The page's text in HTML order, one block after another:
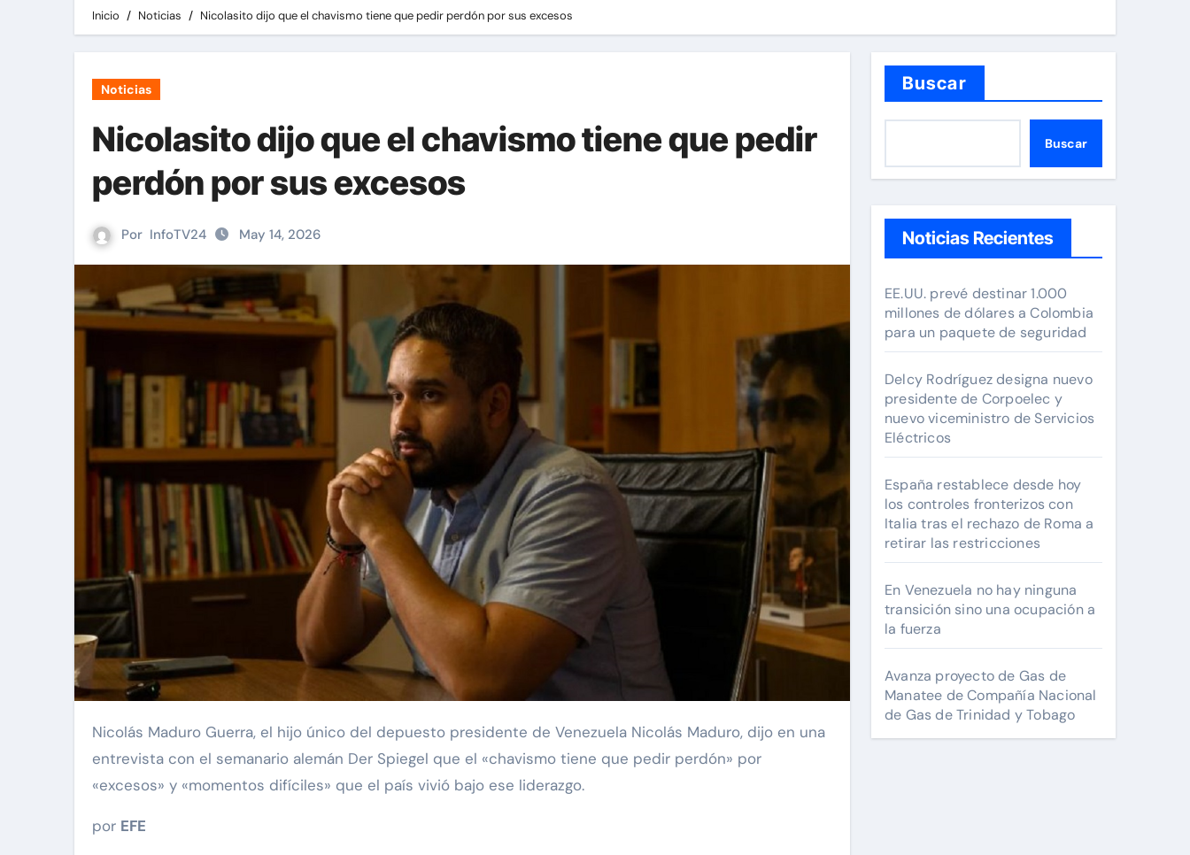
Inicio Noticias Nicolasito dijo que el chavismo tiene que pedir perdón por sus excesos
Noticias
Nicolasito dijo que el chavismo tiene que pedir
perdón por sus excesos
Por InfoTV24 May 14, 2026
Nicolás Maduro Guerra, el hijo único del depuesto presidente de Venezuela Nicolás Maduro, dijo en una
entrevista con el semanario alemán Der Spiegel que el «chavismo tiene que pedir perdón» por
«excesos» y «momentos difíciles» que el país vivió bajo ese liderazgo.
por EFE
Buscar
Buscar
Noticias Recientes
EE.UU. prevé destinar 1.000
millones de dólares a Colombia
para un paquete de seguridad
Delcy Rodríguez designa nuevo
presidente de Corpoelec y
nuevo viceministro de Servicios
Eléctricos
España restablece desde hoy
los controles fronterizos con
Italia tras el rechazo de Roma a
retirar las restricciones
En Venezuela no hay ninguna
transición sino una ocupación a
la fuerza
Avanza proyecto de Gas de
Manatee de Compañía Nacional
de Gas de Trinidad y Tobago